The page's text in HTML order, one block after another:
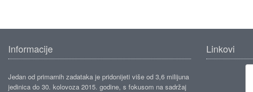
Informacije
Jedan od primarnih zadataka je pridonijeti više od 3,6 milijuna
jedinica do 30. kolovoza 2015. godine, s fokusom na sadržaj
Linkovi